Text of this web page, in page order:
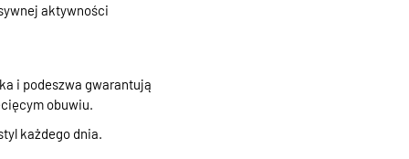
aktywności
i podeszwa gwarantują
obuwiu.
każdego dnia.